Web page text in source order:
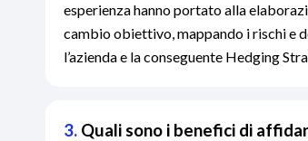
esperienza hanno portato alla
cambio obiettivo, mappando i rischi e
l’azienda e la conseguente Hedging
3. Quali sono i benefici di